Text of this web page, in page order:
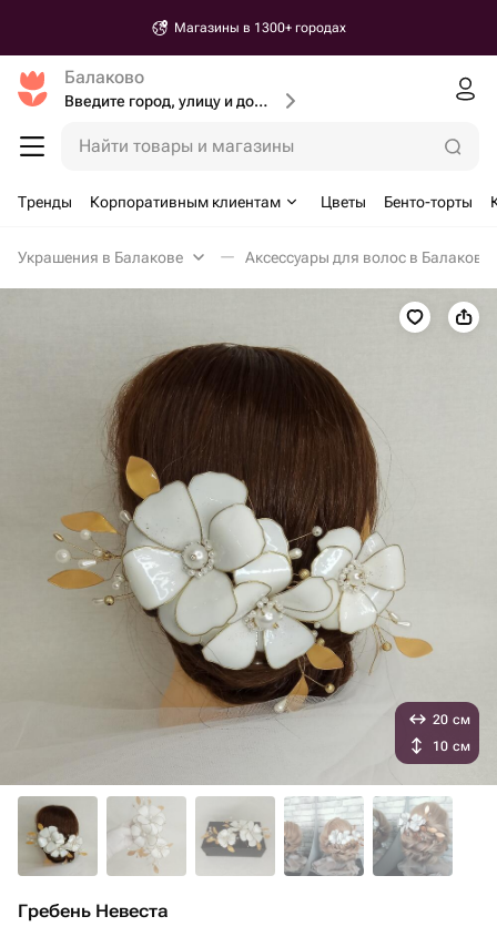
Магазины в 1300+ городах
Балаково
Введите город, улицу и дом доставки
Найти товары и магазины
Тренды Корпоративным клиентам Цветы Бенто-торты
Украшения в Балакове Аксессуары для волос в Балакове
Гребень Невеста
20 см
10 см